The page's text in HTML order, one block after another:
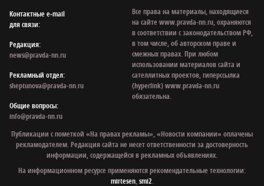
Контактные e‑mail
для связи:
Редакция:
news@pravda-nn.ru
Рекламный отдел:
sheptunova@pravda-nn.ru
Общие вопросы:
info@pravda-nn.ru
Все права на материалы, находящиеся
на сайте www.pravda-nn.ru, охраняются
в соответствии с законодательством РФ,
в том числе, об авторском праве и
смежных правах. При любом
использовании материалов сайта и
сателлитных проектов, гиперссылка
(hyperlink) www.pravda-nn.ru
обязательна.
Публикации с пометкой «На правах рекламы», «Новости компании» оплачены
рекламодателем. Редакция сайта не несет ответственности за достоверность
информации, содержащейся в рекламных объявлениях.
На информационном ресурсе применяются рекомендательные технологии:
mirtesen,smi2.